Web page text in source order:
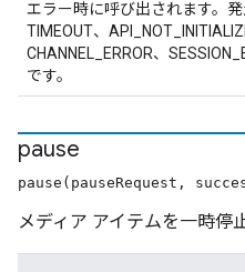
エラー時に呼び出されます。
TIMEOUT、
CHANNEL_ERROR、
です。
pause
pause(pauseRequest,
メディア アイテムを一時停